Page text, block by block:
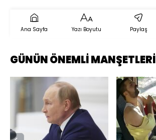
Ana Sayfa Yazı Boyutu Paylaş
GÜNÜN ÖNEMLİ MANŞETLERİ